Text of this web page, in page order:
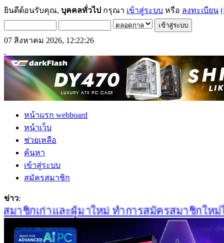
ยินดีต้อนรับคุณ, บุคคลทั่วไป กรุณา เข้าสู่ระบบ หรือ ลงทะเบียน
07 สิงหาคม 2026, 12:22:26
หน้าแรก webboard
หน้าเว็บ
ช่วยเหลือ
ค้นหา
เข้าสู่ระบบ
สมัครสมาชิก
ข่าว:
าชิกเก่าและผู้มาใหม่ ทำการสมัครสมาชิกใหม่ไ